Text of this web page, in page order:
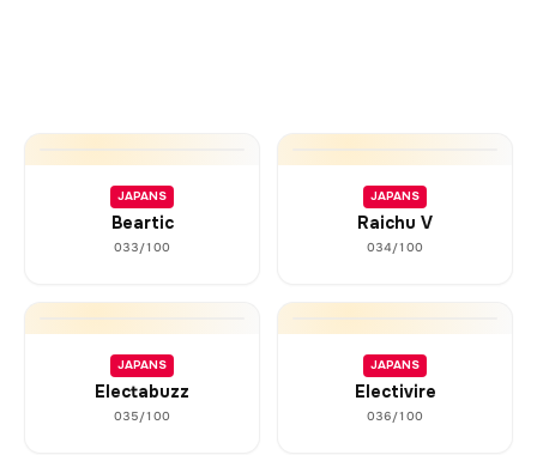
JAPANS
Beartic
033/100
JAPANS
Raichu V
034/100
JAPANS
Electabuzz
035/100
JAPANS
Electivire
036/100